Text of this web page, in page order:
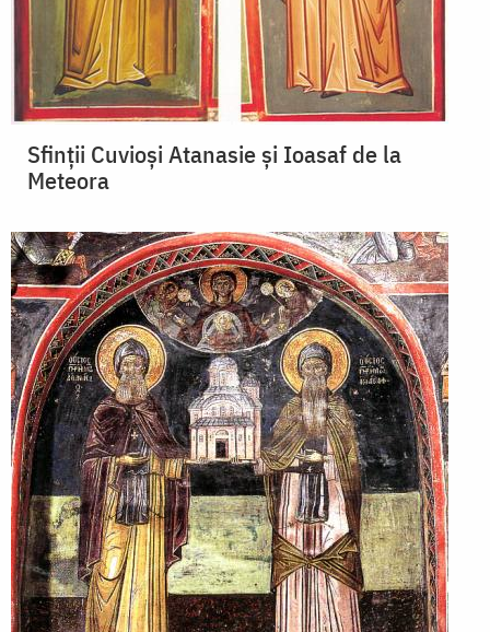
Sfinții Cuvioși Atanasie și Ioasaf de la
Meteora